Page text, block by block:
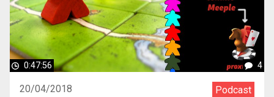
0:47:56 4
20/04/2018 Podcast